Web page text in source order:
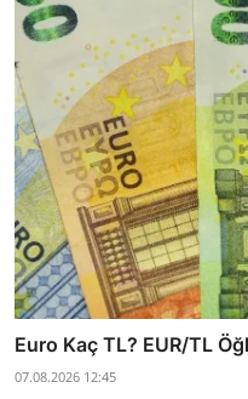
Euro Kaç TL? EUR/TL
07.08.2026 12:45